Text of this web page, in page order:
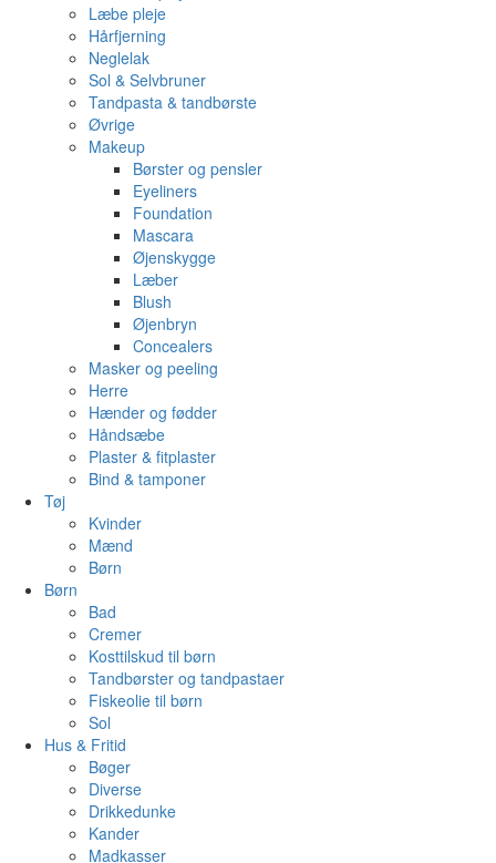
Læbe pleje
Hårfjerning
Neglelak
Sol & Selvbruner
Tandpasta & tandbørste
Øvrige
Makeup
Børster og pensler
Eyeliners
Foundation
Mascara
Øjenskygge
Læber
Blush
Øjenbryn
Concealers
Masker og peeling
Herre
Hænder og fødder
Håndsæbe
Plaster & fitplaster
Bind & tamponer
Tøj
Kvinder
Mænd
Børn
Børn
Bad
Cremer
Kosttilskud til børn
Tandbørster og tandpastaer
Fiskeolie til børn
Sol
Hus & Fritid
Bøger
Diverse
Drikkedunke
Kander
Madkasser